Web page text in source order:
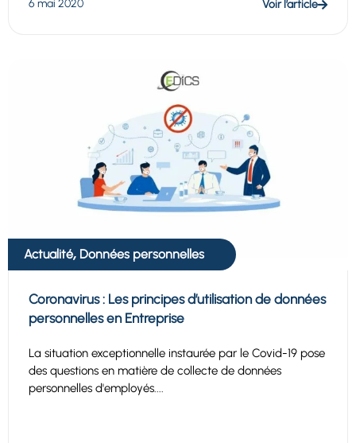
6 mai 2020 Voir l’article
Actualité, Données personnelles
Coronavirus : Les principes d’utilisation de données
personnelles en Entreprise
La situation exceptionnelle instaurée par le Covid-19 pose
des questions en matière de collecte de données
personnelles d'employés....